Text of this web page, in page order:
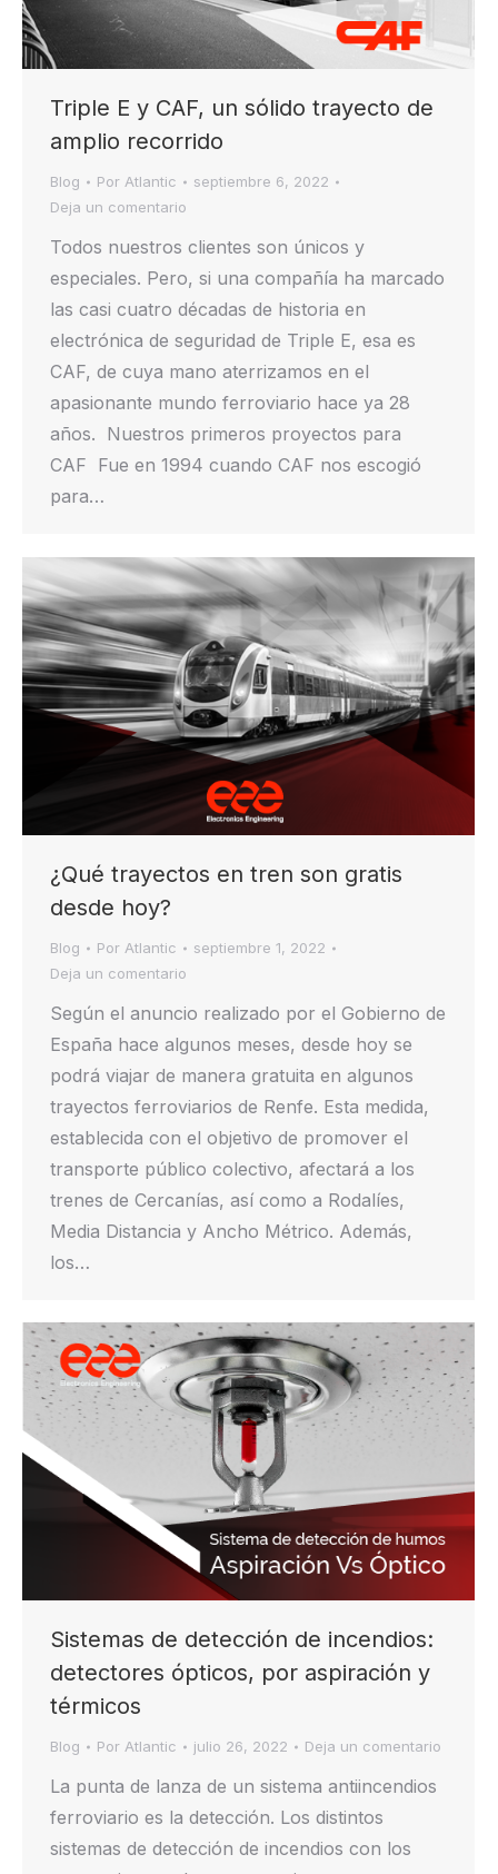
Triple E y CAF, un sólido trayecto de
amplio recorrido
Blog Por Atlantic
septiembre 6, 2022
Deja un comentario
Todos nuestros clientes son únicos y
especiales. Pero, si una compañía ha marcado
las casi cuatro décadas de historia en
electrónica de seguridad de Triple E, esa es
CAF, de cuya mano aterrizamos en el
apasionante mundo ferroviario hace ya 28
años. Nuestros primeros proyectos para
CAF Fue en 1994 cuando CAF nos escogió
para…
¿Qué trayectos en tren son gratis
desde hoy?
Blog Por Atlantic
septiembre 1, 2022
Deja un comentario
Según el anuncio realizado por el Gobierno de
España hace algunos meses, desde hoy se
podrá viajar de manera gratuita en algunos
trayectos ferroviarios de Renfe. Esta medida,
establecida con el objetivo de promover el
transporte público colectivo, afectará a los
trenes de Cercanías, así como a Rodalíes,
Media Distancia y Ancho Métrico. Además,
los…
Sistemas de detección de incendios:
detectores ópticos, por aspiración y
térmicos
Blog Por Atlantic julio 26, 2022 Deja un comentario
La punta de lanza de un sistema antiincendios
ferroviario es la detección. Los distintos
sistemas de detección de incendios con los